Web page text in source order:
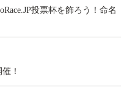
投票杯を飾ろう！命名
！